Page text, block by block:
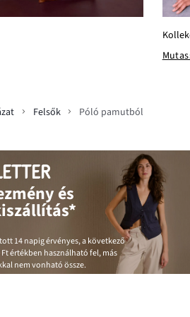
Felsők Póló pamutból
és
14 napig érvényes, a következő
értékben használható fel, más
nem vonható össze.